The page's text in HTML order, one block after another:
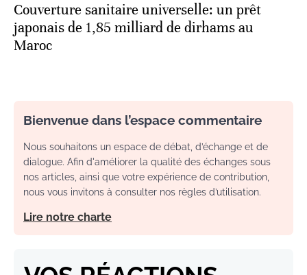
Couverture sanitaire universelle: un prêt
japonais de 1,85 milliard de dirhams au
Maroc
Bienvenue dans l’espace commentaire
Nous souhaitons un espace de débat, d’échange et de
dialogue. Afin d'améliorer la qualité des échanges sous
nos articles, ainsi que votre expérience de contribution,
nous vous invitons à consulter nos règles d’utilisation.
Lire notre charte